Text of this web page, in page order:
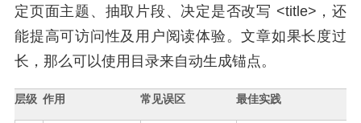
定页面主题、抽取片段、决定是否改写 <title>，还
能提高可访问性及用户阅读体验。文章如果长度过
长，那么可以使用目录来自动生成锚点。
层级 作用 常见误区 最佳实践